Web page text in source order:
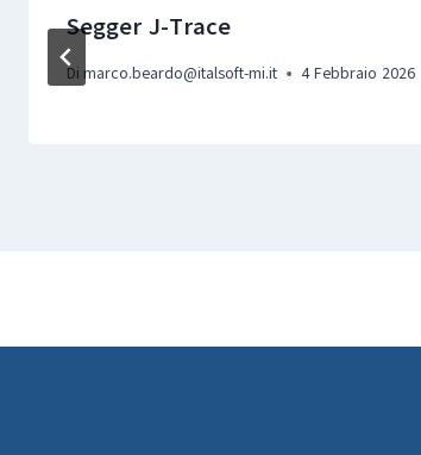
Segger J-Trace
Di marco.beardo@italsoft-mi.it 4 Febbraio 2026